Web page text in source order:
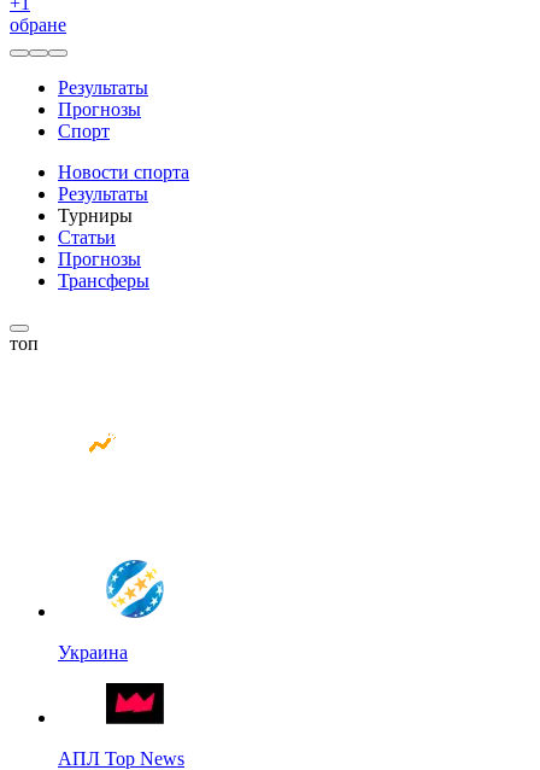
обране
Результаты
Прогнозы
Спорт
Новости спорта
Результаты
Турниры
Статьи
Прогнозы
Трансферы
топ
Украина
АПЛ Top News